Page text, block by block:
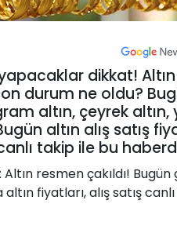
yapacaklar dikkat!
durum ne oldu?
altın, çeyrek altın,
altın alış satış
takip ile bu
resmen çakıldı!
fiyatları, alış satış